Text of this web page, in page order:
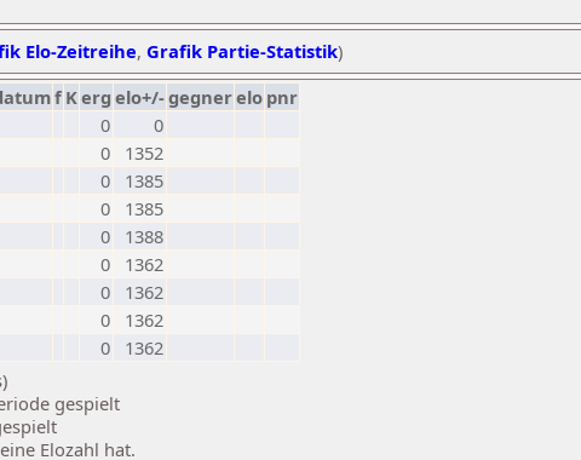
Elo-Zeitreihe, Grafik Partie-Statistik)
f Kerg elo+/-gegnerelo pnr
0
0
0
1352
0
1385
0
1385
0
1388
0
1362
0
1362
0
1362
0
1362
gespielt
Elozahl hat.